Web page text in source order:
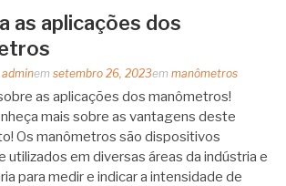
as aplicações dos
adminem setembro 26, 2023em manômetros
as aplicações dos manômetros!
mais sobre as vantagens deste
Os manômetros são dispositivos
utilizados em diversas áreas da indústria e
para medir e indicar a intensidade de